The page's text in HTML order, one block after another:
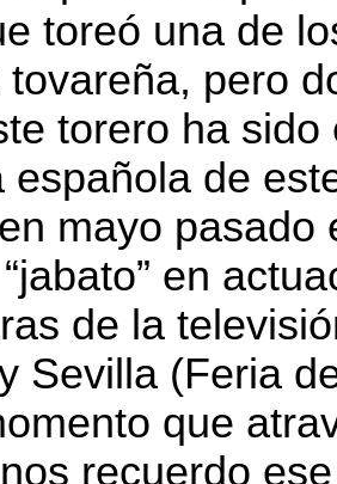
toreó una de
tovareña, pero
torero ha
española de
mayo pasado
en
de la
Sevilla (Feria
que
recuerdo